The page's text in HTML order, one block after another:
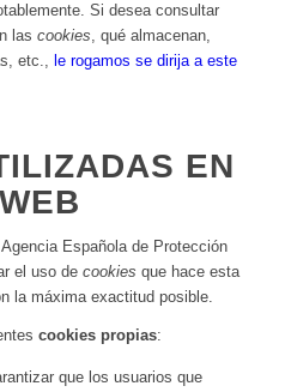
Si desea consultar
las cookies, qué almacenan,
etc., le rogamos se dirija a este
EN
Española de Protección
el uso de cookies que hace esta
la máxima exactitud posible.
cookies propias:
que los usuarios que